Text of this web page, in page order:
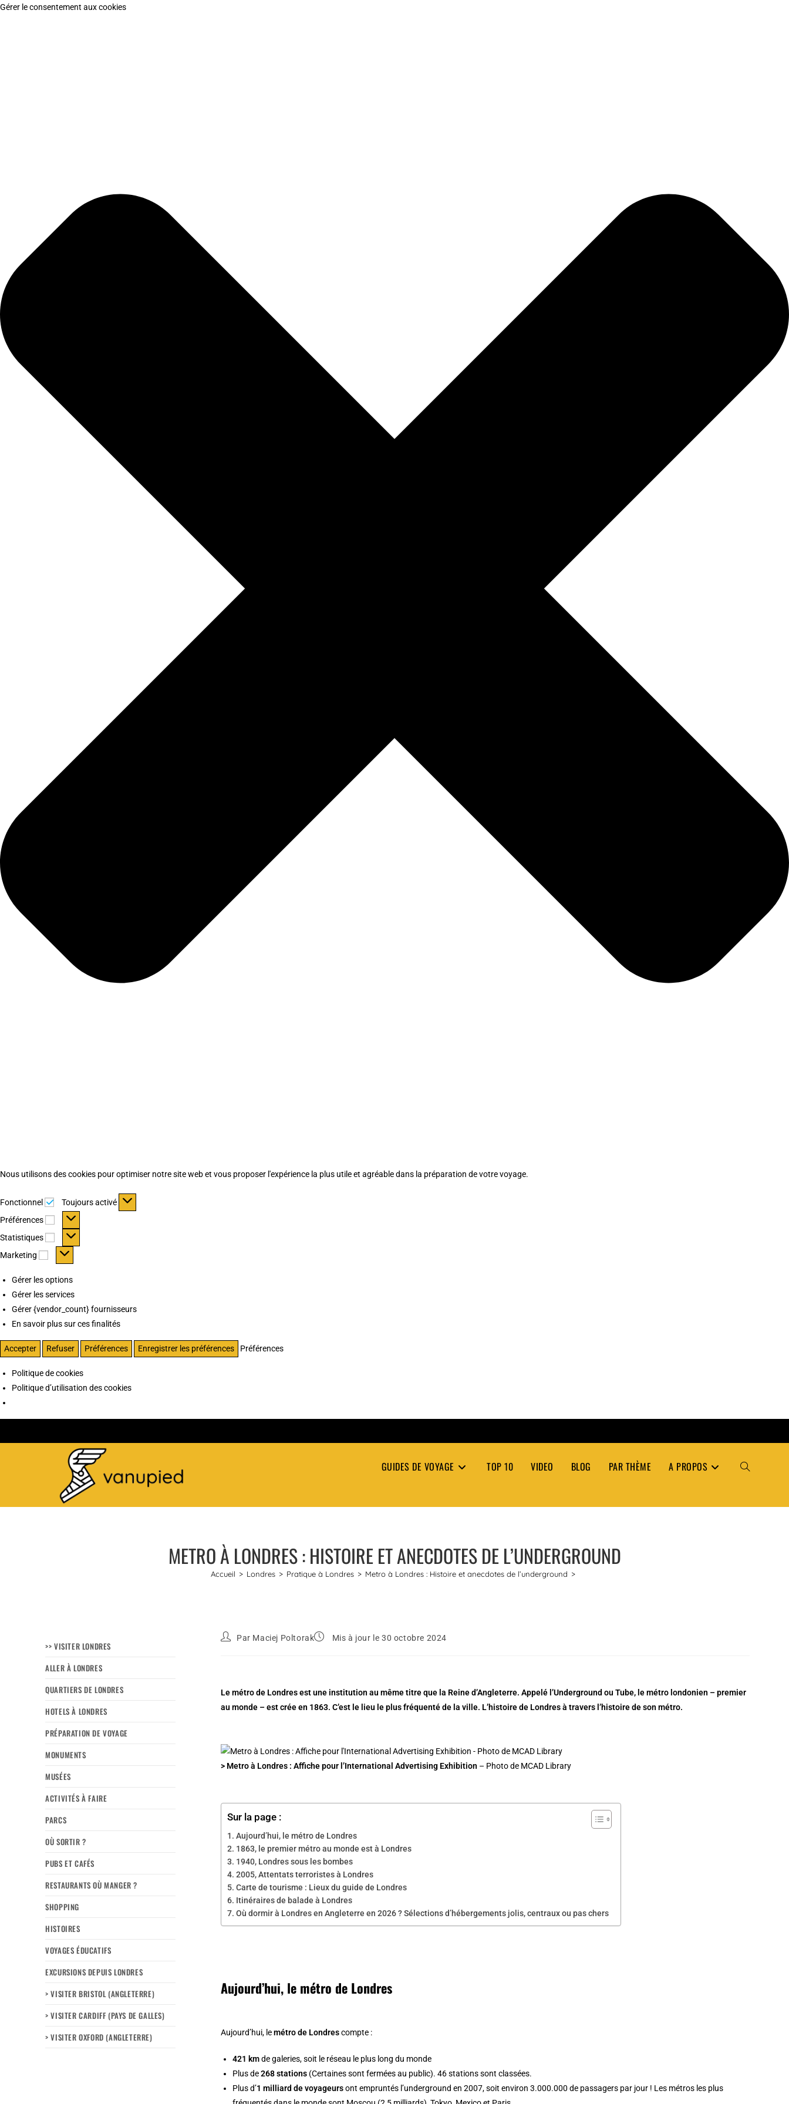
Gérer le consentement aux cookies
Nous utilisons des cookies pour optimiser notre site web et vous proposer l'expérience la plus utile et agréable dans la préparation de votre voyage.
Fonctionnel Fonctionnel
Toujours activé
Préférences
Préférences
Statistiques Statistiques
Marketing Marketing
Gérer les options
Gérer les services
Gérer {vendor_count} fournisseurs
En savoir plus sur ces finalités
Accepter Refuser Préférences Enregistrer les préférences Préférences
Politique de cookies
Politique d’utilisation des cookies
GUIDES DE VOYAGE TOP 10 VIDEO BLOG PAR THÈME A PROPOS TOGGLE
METRO À LONDRES : HISTOIRE ET ANECDOTES DE L’UNDERGROUND
Accueil > Londres > Pratique à Londres > Metro à Londres : Histoire et anecdotes de l’underground >
>> VISITER LONDRES
ALLER À LONDRES
QUARTIERS DE LONDRES
HOTELS À LONDRES
PRÉPARATION DE VOYAGE
MONUMENTS
MUSÉES
ACTIVITÉS À FAIRE
PARCS
OÙ SORTIR ?
PUBS ET CAFÉS
RESTAURANTS OÙ MANGER ?
SHOPPING
HISTOIRES
VOYAGES ÉDUCATIFS
EXCURSIONS DEPUIS LONDRES
> VISITER BRISTOL (ANGLETERRE)
> VISITER CARDIFF (PAYS DE GALLES)
> VISITER OXFORD (ANGLETERRE)
Par Maciej Poltorak Mis à jour le 30 octobre 2024
Le métro de Londres est une institution au même titre que la Reine d’Angleterre. Appelé l’Underground ou Tube, le métro londonien – premier
au monde – est crée en 1863. C’est le lieu le plus fréquenté de la ville. L’histoire de Londres à travers l’histoire de son métro.
> Metro à Londres : Affiche pour l’International Advertising Exhibition – Photo de MCAD Library
Sur la page :
Aujourd’hui, le métro de Londres
1863, le premier métro au monde est à Londres
1940, Londres sous les bombes
2005, Attentats terroristes à Londres
Carte de tourisme : Lieux du guide de Londres
Itinéraires de balade à Londres
Où dormir à Londres en Angleterre en 2026 ? Sélections d’hébergements jolis, centraux ou pas chers
Aujourd’hui, le métro de Londres
Aujourd’hui, lemétro de Londrescompte :
421 kmde galeries, soit le réseau le plus long du monde
Plus de268 stations (Certaines sont fermées au public). 46 stations sont classées.
Plus d’1 milliard de voyageursont empruntés l’underground en 2007, soit environ 3.000.000 de passagers par jour ! Les métros les plus